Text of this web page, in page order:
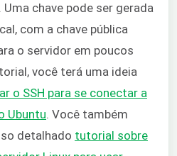
Uma chave pode ser gerada
com a chave pública
o servidor em poucos
você terá uma ideia
o SSH para se conectar a
Ubuntu. Você também
detalhado tutorial sobre